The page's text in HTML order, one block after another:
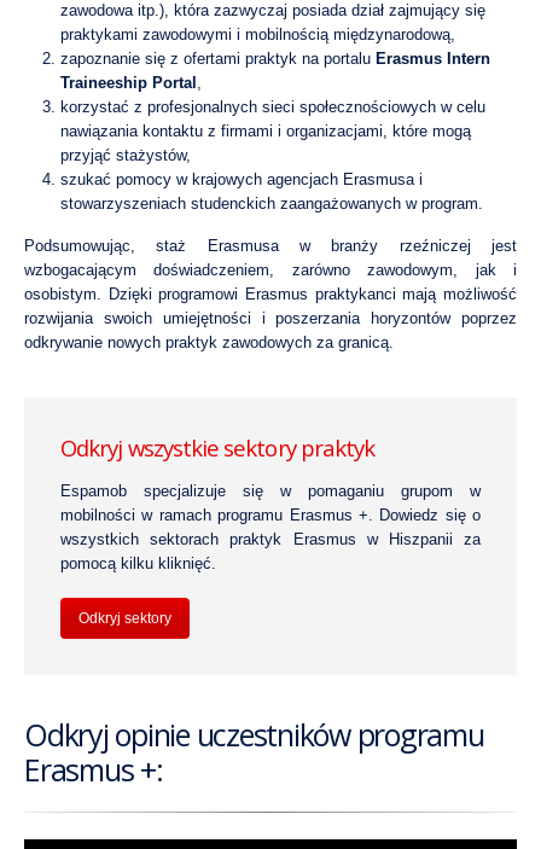
zawodowa itp.), która zazwyczaj posiada dział zajmujący się
praktykami zawodowymi i mobilnością międzynarodową,
zapoznanie się z ofertami praktyk na portalu Erasmus Intern
Traineeship Portal ,
korzystać z profesjonalnych sieci społecznościowych w celu
nawiązania kontaktu z firmami i organizacjami, które mogą
przyjąć stażystów,
szukać pomocy w krajowych agencjach Erasmusa i
stowarzyszeniach studenckich zaangażowanych w program.
Podsumowując, staż Erasmusa w branży rzeźniczej jest
wzbogacającym doświadczeniem, zarówno zawodowym, jak i
osobistym. Dzięki programowi Erasmus praktykanci mają możliwość
rozwijania swoich umiejętności i poszerzania horyzontów poprzez
odkrywanie nowych praktyk zawodowych za granicą.
Odkryj wszystkie sektory praktyk
Espamob specjalizuje się w pomaganiu grupom w
mobilności w ramach programu Erasmus +. Dowiedz się o
wszystkich sektorach praktyk Erasmus w Hiszpanii za
pomocą kilku kliknięć.
Odkryj sektory
Odkryj opinie uczestników programu
Erasmus +: